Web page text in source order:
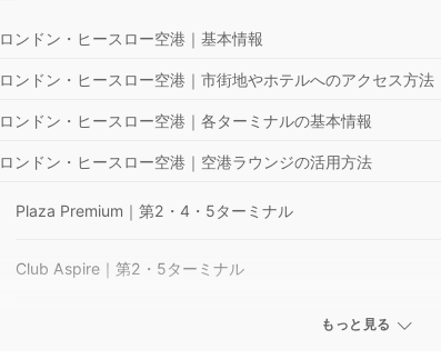
ロンドン・ヒースロー空港｜基本情報
ロンドン・ヒースロー空港｜市街地やホテルへのアクセス方法
ロンドン・ヒースロー空港｜各ターミナルの基本情報
ロンドン・ヒースロー空港｜空港ラウンジの活用方法
Plaza Premium｜第2・4・5ターミナル
Club Aspire｜第2・5ターミナル
もっと見る